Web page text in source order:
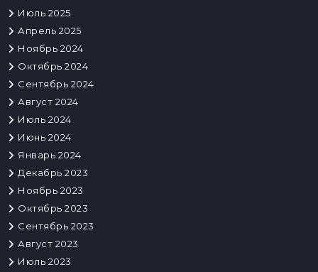
Июль 2025
Апрель 2025
Ноябрь 2024
Октябрь 2024
Сентябрь 2024
Август 2024
Июль 2024
Июнь 2024
Январь 2024
Декабрь 2023
Ноябрь 2023
Октябрь 2023
Сентябрь 2023
Август 2023
Июль 2023